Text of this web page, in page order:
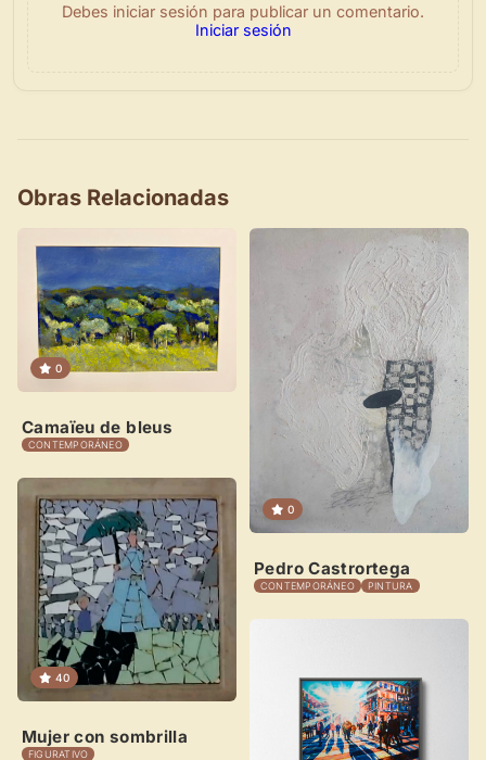
Debes iniciar sesión para publicar un comentario.
Iniciar sesión
Obras Relacionadas
0
Camaïeu de bleus
CONTEMPORÁNEO
40
Mujer con sombrilla
FIGURATIVO
0
Pedro Castrortega
CONTEMPORÁNEO PINTURA
×
Novedad: Tu Panel de Usuario
Directorio de Arteestrena su nuevoPanel de Usuario: tu
centro de control para gestionar todo tu arte.
Publica y gestiona tus obras
Administra tu Espacio de Arte
Crea eventos y noticias
Recibe y responde mensajes
Sigue las visitas de tus obras